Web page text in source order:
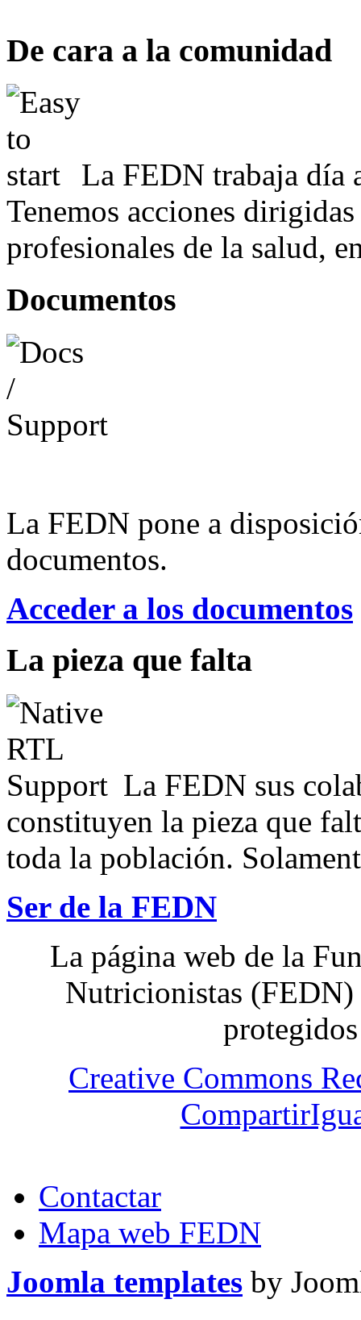
De cara a la comunidad
La FEDN trabaja día
Tenemos acciones
profesionales de la salud,
Documentos
La FEDN pone a
documentos.
Acceder a los documentos
La pieza que falta
La FEDN sus
constituyen la pieza que
toda la población.
Ser de la FEDN
La página web de la
Nutricionistas (FEDN)
Creative Commons
Contactar
Mapa web FEDN
Joomla templates by